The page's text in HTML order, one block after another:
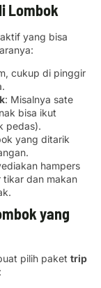
Lombok
yang bisa
cukup di pinggir
: Misalnya sate
bisa ikut
pedas).
yang ditarik
hampers
tikar dan makan
yang
pilih paket trip